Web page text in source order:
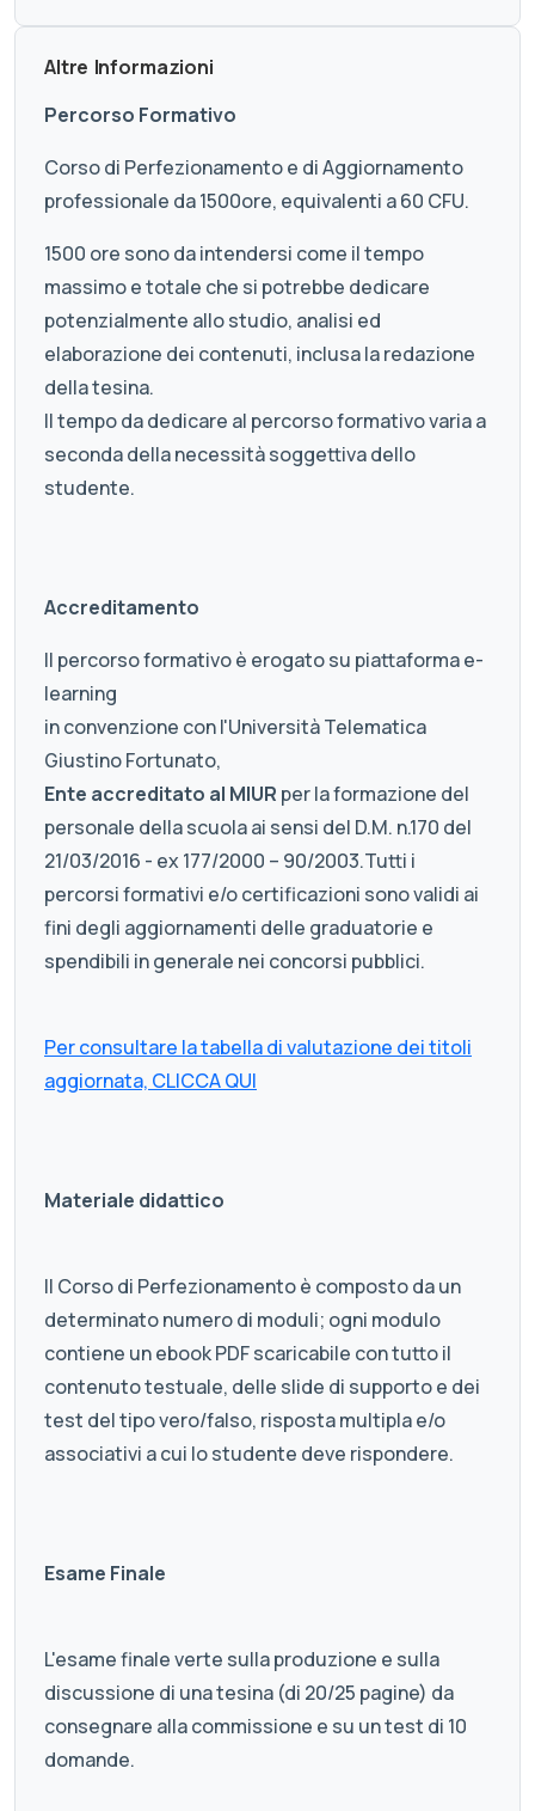
Altre Informazioni
Percorso Formativo
Corso di Perfezionamento e di Aggiornamento
professionale da 1500ore, equivalenti a 60 CFU.
1500 ore sono da intendersi come il tempo
massimo e totale che si potrebbe dedicare
potenzialmente allo studio, analisi ed
elaborazione dei contenuti, inclusa la redazione
della tesina.
Il tempo da dedicare al percorso formativo varia a
seconda della necessità soggettiva dello
studente.
Accreditamento
Il percorso formativo è erogato su piattaforma e-
learning
in convenzione con l'Università Telematica
Giustino Fortunato,
Ente accreditato al MIUR per la formazione del
personale della scuola ai sensi del D.M. n.170 del
21/03/2016 - ex 177/2000 – 90/2003.Tutti i
percorsi formativi e/o certificazioni sono validi ai
fini degli aggiornamenti delle graduatorie e
spendibili in generale nei concorsi pubblici.
Per consultare la tabella di valutazione dei titoli
aggiornata, CLICCA QUI
Materiale didattico
Il Corso di Perfezionamento è composto da un
determinato numero di moduli; ogni modulo
contiene un ebook PDF scaricabile con tutto il
contenuto testuale, delle slide di supporto e dei
test del tipo vero/falso, risposta multipla e/o
associativi a cui lo studente deve rispondere.
Esame Finale
L'esame finale verte sulla produzione e sulla
discussione di una tesina (di 20/25 pagine) da
consegnare alla commissione e su un test di 10
domande.